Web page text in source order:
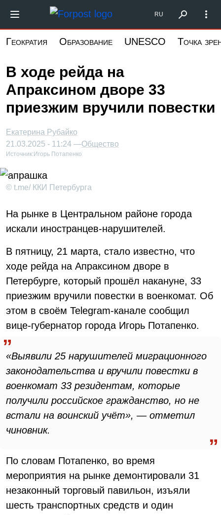
основному
Форпост Северо-Запад
RU
Геократия Образование UNESCO Точка
В ходе рейда на
Апраксином дворе 33
приезжим вручили повестки
Екатерина Рубайко
21.03.2025 - 11:24 —Общество
Источник: Игорь Потапенко
© t.me/ ККИ Петербурга
На рынке в Центральном районе города
искали иностранцев-нарушителей.
В пятницу, 21 марта, стало известно, что
ходе рейда на Апраксином дворе в
Петербурге, который прошёл накануне, 33
приезжим вручили повестки в военкомат. Об
этом в своём Telegram-канале сообщил
вице-губернатор города Игорь Потапенко.
«Выявили 25 нарушителей миграционного
законодательства и вручили повестки в
военкомат 33 резидентам, которые
получили российское гражданство, но не
встали на воинский учёт», — отметил
чиновник.
По словам Потапенко, во время
мероприятия на рынке демонтировали 31
незаконный торговый павильон, изъяли
шесть транспортных средств и один